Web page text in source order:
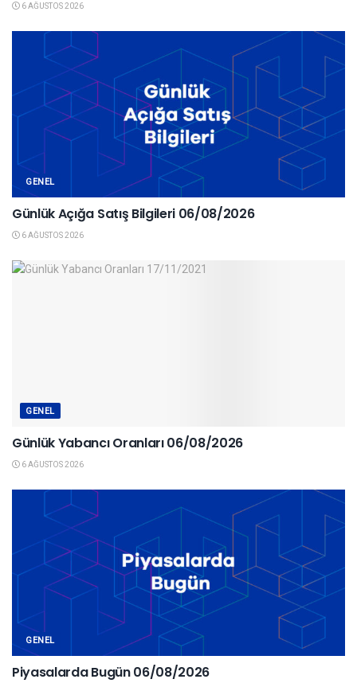
6 AĞUSTOS 2026
GENEL
Günlük Açığa Satış Bilgileri 06/08/2026
6 AĞUSTOS 2026
GENEL
Günlük Yabancı Oranları 06/08/2026
6 AĞUSTOS 2026
GENEL
Piyasalarda Bugün 06/08/2026